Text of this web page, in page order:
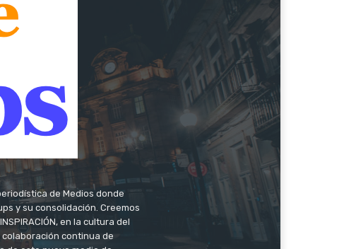
de Medios donde
y su consolidación. Creemos
en la cultura del
colaboración continua de